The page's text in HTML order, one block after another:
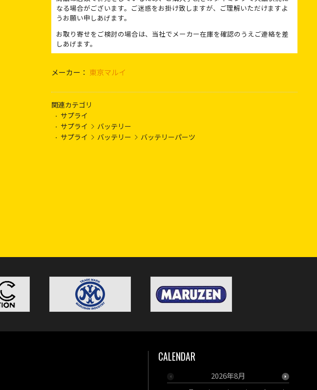
なる場合がございます。ご迷惑をお掛け致しますが、ご理解いただけますよ
うお願い申しあげます。
お取り寄せをご検討の場合は、当社でメーカー在庫を確認のうえご連絡を差
しあげます。
メーカー： 東京マルイ
関連カテゴリ
サプライ
サプライ
バッテリー
サプライ
バッテリー バッテリーパーツ
CALENDAR
2026年8月